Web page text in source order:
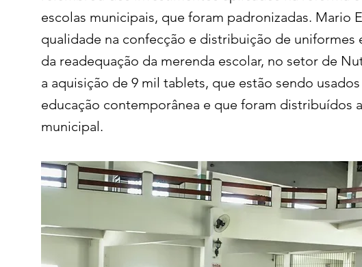
escolas municipais, que foram padronizadas. Mario
qualidade na confecção e distribuição de uniformes
da readequação da merenda escolar, no setor de
a aquisição de 9 mil tablets, que estão sendo
educação contemporânea e que foram distribuídos
municipal.